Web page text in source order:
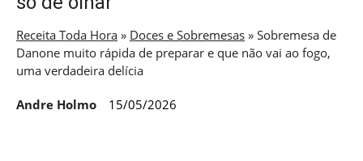
Receita Toda Hora » Doces e Sobremesas » Sobremesa de
Danone muito rápida de preparar e que não vai ao fogo,
uma verdadeira delícia
Andre Holmo 15/05/2026